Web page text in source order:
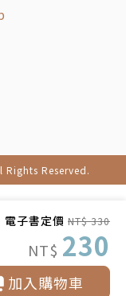
電子書定價 NT$ 330
NT$ 230
加入購物車
Rights Reserved.